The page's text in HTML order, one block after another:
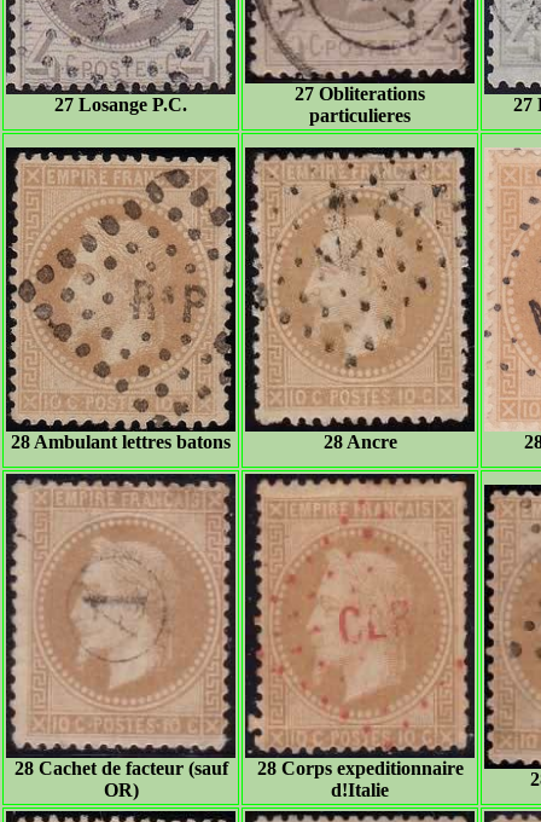
27 Losange P.C.
27 Obliterations
particulieres
27
28 Ambulant lettres batons 28 Ancre
28 Cachet de facteur (sauf
OR)
28 Corps expeditionnaire
d!Italie